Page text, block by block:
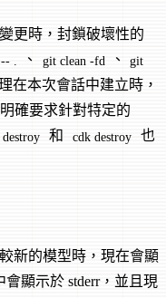
更時，封鎖破壞性的
. 、 git clean -fd 、
git
在本次會話中建立時，
確要求針對特定的
和 cdk destroy
也
新的模型時，現在會顯
會顯示於 stderr，並且現